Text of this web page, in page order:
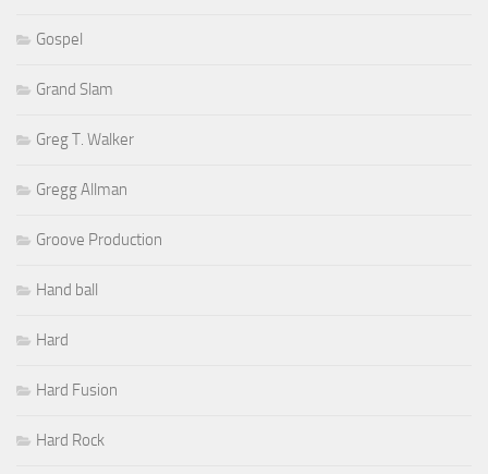
Gospel
Grand Slam
Greg T. Walker
Gregg Allman
Groove Production
Hand ball
Hard
Hard Fusion
Hard Rock